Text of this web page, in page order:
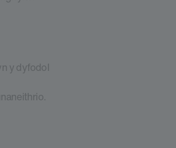
y dyfodol